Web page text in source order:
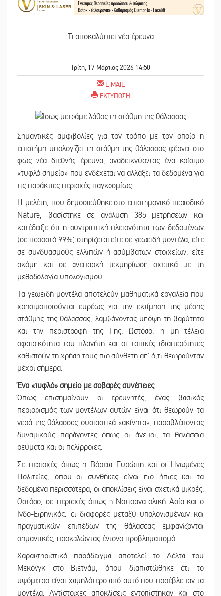
Τι αποκαλύπτει νέα έρευνα
Τρίτη, 17 Μάρτιος 2026 14:50
E-MAIL
ΕΚΤΥΠΩΣΗ
Σημαντικές αμφιβολίες για τον τρόπο με τον οποίο η
επιστήμη υπολογίζει τη στάθμη της θάλασσας φέρνει στο
φως νέα διεθνής έρευνα, αναδεικνύοντας ένα κρίσιμο
«τυφλό σημείο» που ενδέχεται να αλλάξει τα δεδομένα για
τις παράκτιες περιοχές παγκοσμίως.
Η μελέτη, που δημοσιεύθηκε στο επιστημονικό περιοδικό
Nature, βασίστηκε σε ανάλυση 385 μετρήσεων και
κατέδειξε ότι η συντριπτική πλειονότητα των δεδομένων
(σε ποσοστό 99%) στηρίζεται είτε σε γεωειδή μοντέλα, είτε
σε συνδυασμούς ελλιπών ή ασύμβατων στοιχείων, είτε
ακόμη και σε ανεπαρκή τεκμηρίωση σχετικά με τη
μεθοδολογία υπολογισμού.
Τα γεωειδή μοντέλα αποτελούν μαθηματικά εργαλεία που
χρησιμοποιούνται ευρέως για την εκτίμηση της μέσης
στάθμης της θάλασσας, λαμβάνοντας υπόψη τη βαρύτητα
και την περιστροφή της Γης. Ωστόσο, η μη τέλεια
σφαιρικότητα του πλανήτη και οι τοπικές ιδιαιτερότητες
καθιστούν τη χρήση τους πιο σύνθετη απ’ ό,τι θεωρούνταν
μέχρι σήμερα.
Ένα «τυφλό» σημείο με σοβαρές συνέπειες
Όπως επισημαίνουν οι ερευνητές, ένας βασικός
περιορισμός των μοντέλων αυτών είναι ότι θεωρούν τα
νερά της θάλασσας ουσιαστικά «ακίνητα», παραβλέποντας
δυναμικούς παράγοντες όπως οι άνεμοι, τα θαλάσσια
ρεύματα και οι παλίρροιες.
Σε περιοχές όπως η Βόρεια Ευρώπη και οι Ηνωμένες
Πολιτείες, όπου οι συνθήκες είναι πιο ήπιες και τα
δεδομένα περισσότερα, οι αποκλίσεις είναι σχετικά μικρές.
Ωστόσο, σε περιοχές όπως η Νοτιοανατολική Ασία και ο
Ινδο-Ειρηνικός, οι διαφορές μεταξύ υπολογισμένων και
πραγματικών επιπέδων της θάλασσας εμφανίζονται
σημαντικές, προκαλώντας έντονο προβληματισμό.
Χαρακτηριστικό παράδειγμα αποτελεί το Δέλτα του
Μεκόνγκ στο Βιετνάμ, όπου διαπιστώθηκε ότι το
υψόμετρο είναι χαμηλότερο από αυτό που προέβλεπαν τα
μοντέλα. Αντίστοιχες αποκλίσεις εντοπίστηκαν και στο